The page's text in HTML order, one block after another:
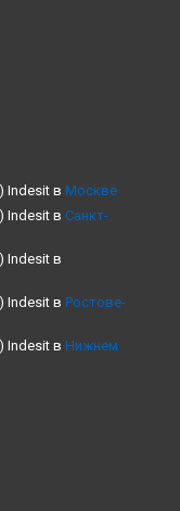
Indesit в Москве
Indesit в Санкт-
Indesit в
Indesit в Ростове-
Indesit в Нижнем
в